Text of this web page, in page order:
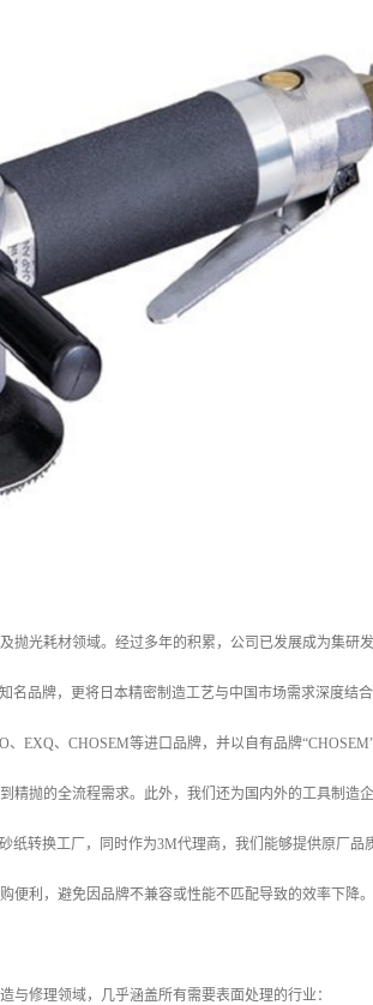
抛光耗材领域。经过多年的积累，公司已发展成为集研
名品牌，更将日本精密制造工艺与中国市场需求深度结
、EXQ、CHOSEM等进口品牌，并以自有品牌
精抛的全流程需求。此外，我们还为国内外的工具制造
纸转换工厂，同时作为3M代理商，我们能够提供原厂
便利，避免因品牌不兼容或性能不匹配导致的效率下降。
与修理领域，几乎涵盖所有需要表面处理的行业：